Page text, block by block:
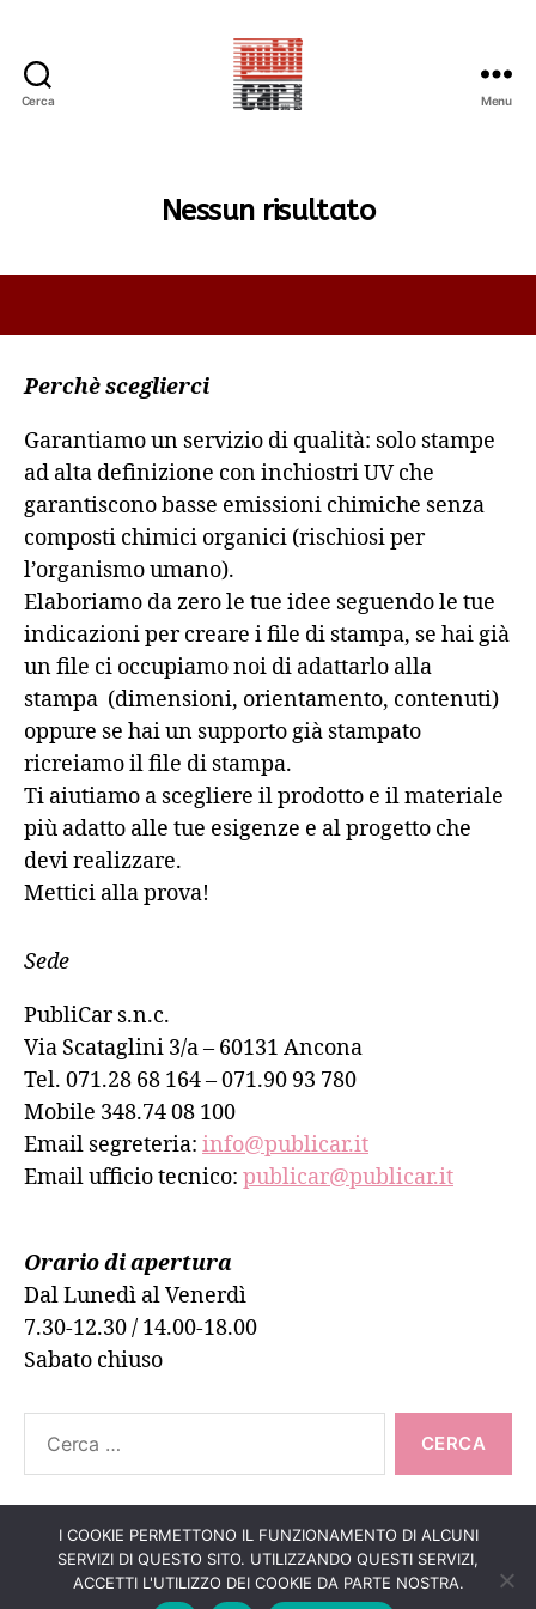
Cerca Menu
Nessun risultato
Perchè sceglierci
Garantiamo un servizio di qualità: solo stampe
ad alta definizione con inchiostri UV che
garantiscono basse emissioni chimiche senza
composti chimici organici (rischiosi per
l’organismo umano).
Elaboriamo da zero le tue idee seguendo le tue
indicazioni per creare i file di stampa, se hai già
un file ci occupiamo noi di adattarlo alla
stampa (dimensioni, orientamento, contenuti)
oppure se hai un supporto già stampato
ricreiamo il file di stampa.
Ti aiutiamo a scegliere il prodotto e il materiale
più adatto alle tue esigenze e al progetto che
devi realizzare.
Mettici alla prova!
Sede
PubliCar s.n.c.
Via Scataglini 3/a – 60131 Ancona
Tel. 071.28 68 164 – 071.90 93 780
Mobile 348.74 08 100
Email segreteria: info@publicar.it
Email ufficio tecnico: publicar@publicar.it
Orario di apertura
Dal Lunedì al Venerdì
7.30-12.30 / 14.00-18.00
Sabato chiuso
© 2026PUBLICAR ADESIVI ANCONA
Su
I COOKIE PERMETTONO IL FUNZIONAMENTO DI ALCUNI
SERVIZI DI QUESTO SITO. UTILIZZANDO QUESTI SERVIZI,
ACCETTI L'UTILIZZO DEI COOKIE DA PARTE NOSTRA.